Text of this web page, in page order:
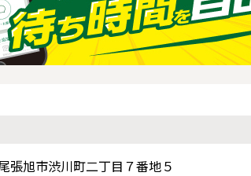
張旭市渋川町二丁目７番地５